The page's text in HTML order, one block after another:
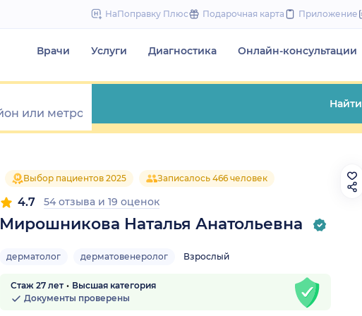
to
НаПоправку Плюс Подарочная карта Приложение
Врачи Услуги Диагностика Онлайн-консультации
Найти
Выбор пациентов 2025 Записалось 466 человек
Мирошникова Наталья Анатольевна
4.7 54 отзыва и 19 оценок
дерматолог дерматовенеролог Взрослый
Стаж 27 лет
Высшая категория
Документы проверены